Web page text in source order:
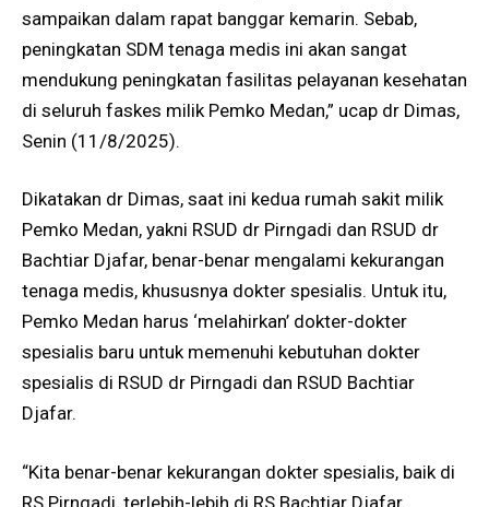
sampaikan dalam rapat banggar kemarin. Sebab,
peningkatan SDM tenaga medis ini akan sangat
mendukung peningkatan fasilitas pelayanan kesehatan
di seluruh faskes milik Pemko Medan,” ucap dr Dimas,
Senin (11/8/2025).
Dikatakan dr Dimas, saat ini kedua rumah sakit milik
Pemko Medan, yakni RSUD dr Pirngadi dan RSUD dr
Bachtiar Djafar, benar-benar mengalami kekurangan
tenaga medis, khususnya dokter spesialis. Untuk itu,
Pemko Medan harus ‘melahirkan’ dokter-dokter
spesialis baru untuk memenuhi kebutuhan dokter
spesialis di RSUD dr Pirngadi dan RSUD Bachtiar
Djafar.
“Kita benar-benar kekurangan dokter spesialis, baik di
RS Pirngadi, terlebih-lebih di RS Bachtiar Djafar.